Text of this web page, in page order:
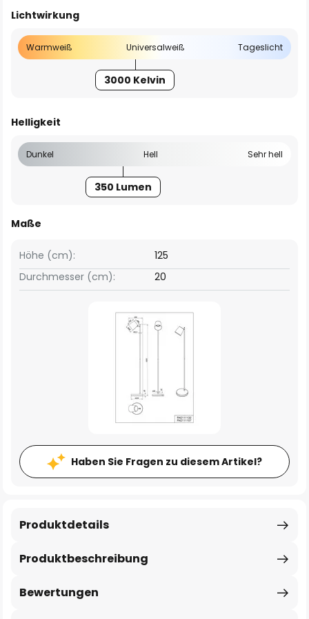
Lichtwirkung
Warmweiß Universalweiß Tageslicht
3000 Kelvin
Helligkeit
Dunkel Hell Sehr hell
350 Lumen
Maße
Höhe (cm):
125
Durchmesser (cm):
20
Haben Sie Fragen zu diesem Artikel?
Produktbeschreibung
Produktdetails
Bewertungen